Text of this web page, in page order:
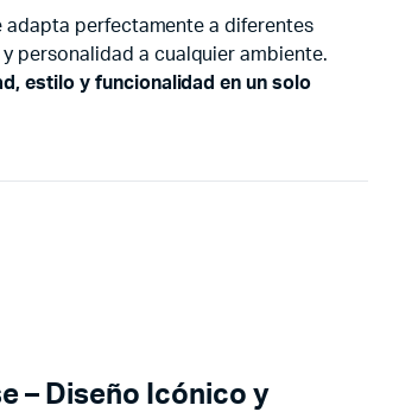
adapta perfectamente a diferentes
personalidad a cualquier ambiente.
estilo y funcionalidad en un solo
– Diseño Icónico y